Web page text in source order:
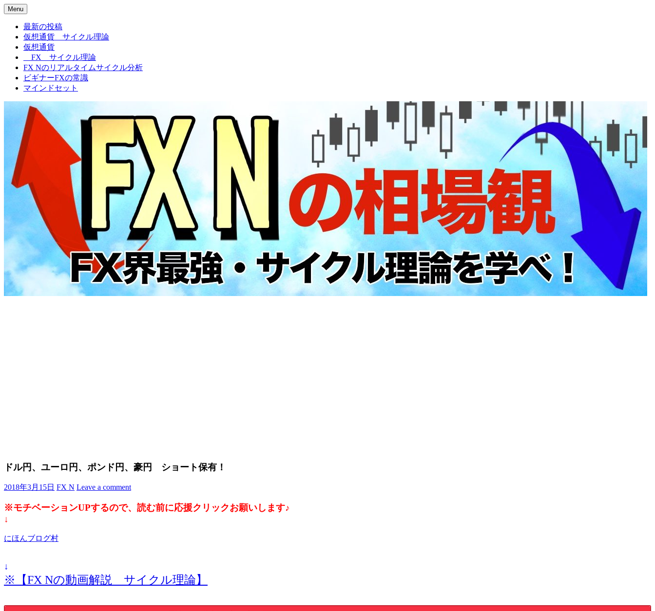
FXNの相場観
Menu
最新の投稿
仮想通貨 サイクル理論
仮想通貨
FX サイクル理論
FX Nのリアルタイムサイクル分析
ビギナーFXの常識
マインドセット
ドル円、ユーロ円、ポンド円、豪円 ショート保有！
2018年3月15日 FX N Leave a comment
※モチベーションUPするので、読む前に応援クリックお願いします♪
↓
にほんブログ村
↓
※【FX Nの動画解説 サイクル理論】